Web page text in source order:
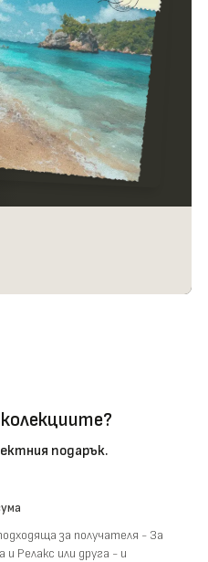
подарък.
за получателя - За
и Релакс или друга - и